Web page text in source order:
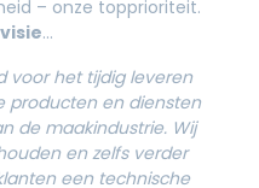
– onze topprioriteit.
visie…
voor het tijdig leveren
producten en diensten
de maakindustrie. Wij
en zelfs verder
een technische